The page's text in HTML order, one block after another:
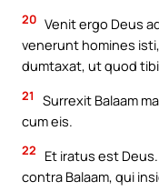
20 Venit ergo Deus
venerunt homines
dumtaxat, ut quod
21
Surrexit Balaam
cum eis.
22
Et iratus est
contra Balaam, qui